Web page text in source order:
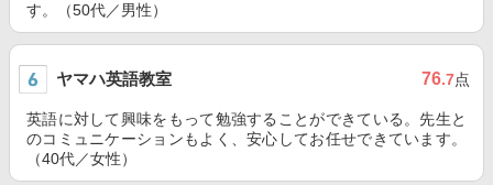
す。（50代／男性）
ヤマハ英語教室 76.7点
英語に対して興味をもって勉強することができている。先生と
のコミュニケーションもよく、安心してお任せできています。
（40代／女性）